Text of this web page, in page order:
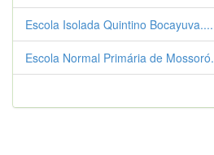
Escola Isolada Quintino Bocayuva....
Escola Normal Primária de Mossoró.